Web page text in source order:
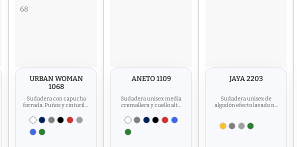
URBAN WOMAN
1068
Sudadera con capucha
forrada. Puños y cinturilla
elastano. Apertura en
puños...
ANETO 1109
Sudadera unisex media
cremallera y cuello alto.
y cinturilla en canalé...
JAYA 2203
Sudadera unisex de
algodón efecto lavado no
cinturilla...